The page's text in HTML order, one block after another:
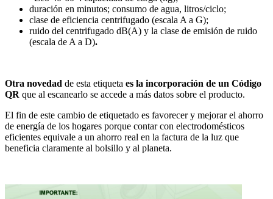
duración en minutos; consumo de agua, litros/ciclo;
clase de eficiencia centrifugado (escala A a G);
ruido del centrifugado dB(A) y la clase de emisión de ruido
(escala de A a D).
Otra novedad de esta etiqueta es la incorporación de un Código
QR que al escanearlo se accede a más datos sobre el producto.
El fin de este cambio de etiquetado es favorecer y mejorar el ahorro
de energía de los hogares porque contar con electrodomésticos
eficientes equivale a un ahorro real en la factura de la luz que
beneficia claramente al bolsillo y al planeta.